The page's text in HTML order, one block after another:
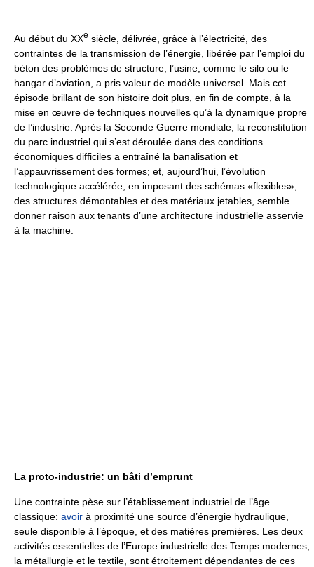
Au début du XXe siècle, délivrée, grâce à l’électricité, des
contraintes de la transmission de l’énergie, libérée par l’emploi du
béton des problèmes de structure, l’usine, comme le silo ou le
hangar d’aviation, a pris valeur de modèle universel. Mais cet
épisode brillant de son histoire doit plus, en fin de compte, à la
mise en œuvre de techniques nouvelles qu’à la dynamique propre
de l’industrie. Après la Seconde Guerre mondiale, la reconstitution
du parc industriel qui s’est déroulée dans des conditions
économiques difficiles a entraîné la banalisation et
l’appauvrissement des formes; et, aujourd’hui, l’évolution
technologique accélérée, en imposant des schémas «flexibles»,
des structures démontables et des matériaux jetables, semble
donner raison aux tenants d’une architecture industrielle asservie
à la machine.
La proto-industrie: un bâti d’emprunt
Une contrainte pèse sur l’établissement industriel de l’âge
classique: avoir à proximité une source d’énergie hydraulique,
seule disponible à l’époque, et des matières premières. Les deux
activités essentielles de l’Europe industrielle des Temps modernes,
la métallurgie et le textile, sont étroitement dépendantes de ces